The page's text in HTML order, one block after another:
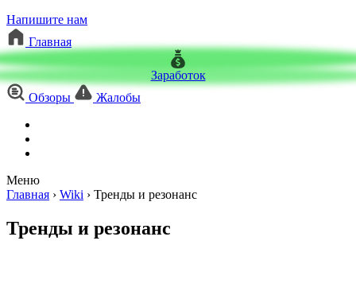
Напишите нам
Главная
Заработок
Обзоры
Жалобы
Меню
Главная › Wiki › Тренды и резонанс
Тренды и резонанс